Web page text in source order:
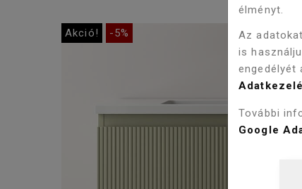
Akció! -5%
élményt.
Az
is
engedélyét
További
Google